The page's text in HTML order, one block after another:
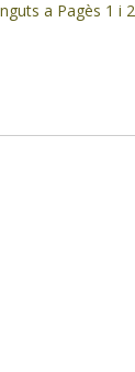
a Pagès 1 i 2